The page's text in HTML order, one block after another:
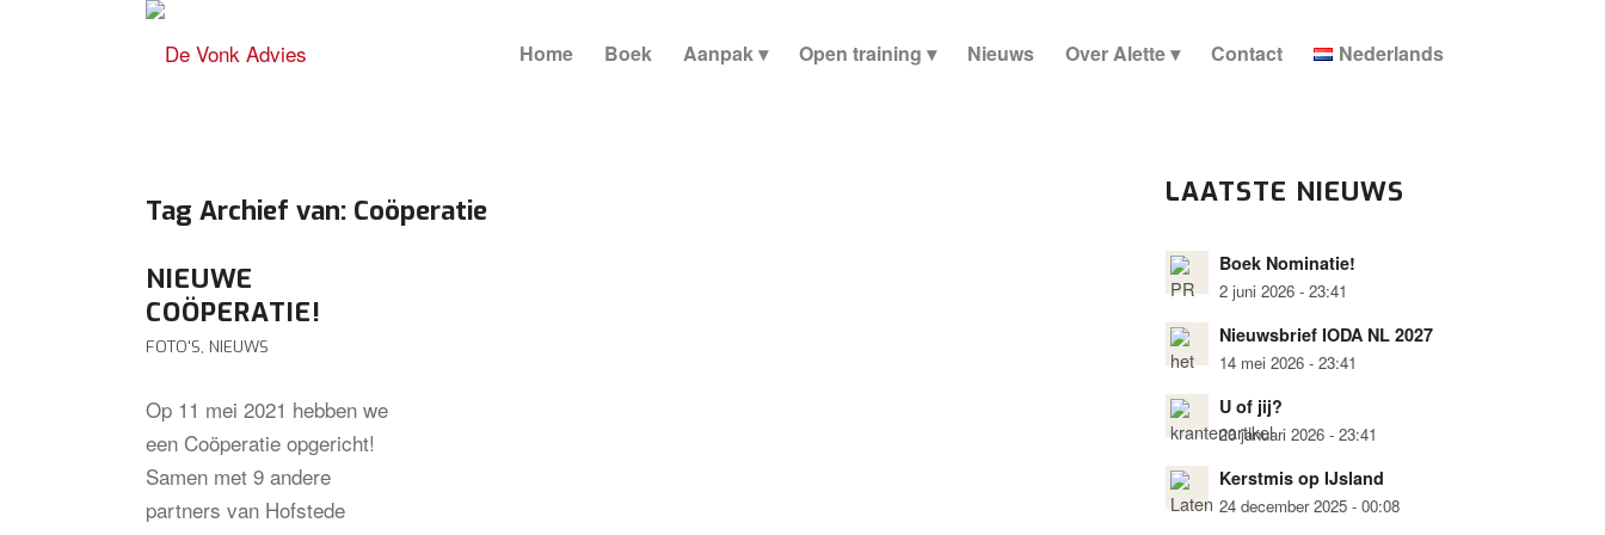
Home Boek Aanpak Open training Nieuws Over Alette Contact Nederlands
Tag Archief van: Coöperatie
NIEUWE
COÖPERATIE!
FOTO'S, NIEUWS
Op 11 mei 2021 hebben we
een Coöperatie opgericht!
Samen met 9 andere
partners van Hofstede
LAATSTE NIEUWS
Boek Nominatie!
2 juni 2026 - 23:41
Nieuwsbrief IODA NL 2027
14 mei 2026 - 23:41
U of jij?
20 januari 2026 - 23:41
Kerstmis op IJsland
24 december 2025 - 00:08